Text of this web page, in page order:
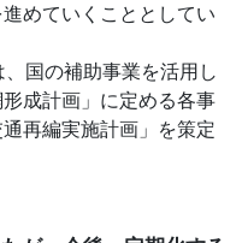
めていくこととしてい
国の補助事業を活用し
成計画」に定める各事
再編実施計画」を策定